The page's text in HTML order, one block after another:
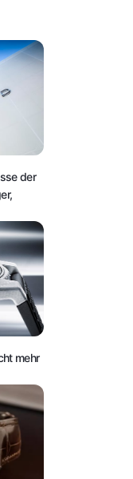
der
mehr